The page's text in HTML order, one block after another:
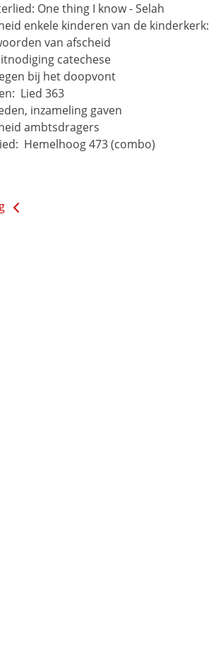
One thing I know - Selah
enkele kinderen van de kinderkerk:
van afscheid
catechese
bij het doopvont
Lied 363
inzameling gaven
ambtsdragers
Hemelhoog 473 (combo)